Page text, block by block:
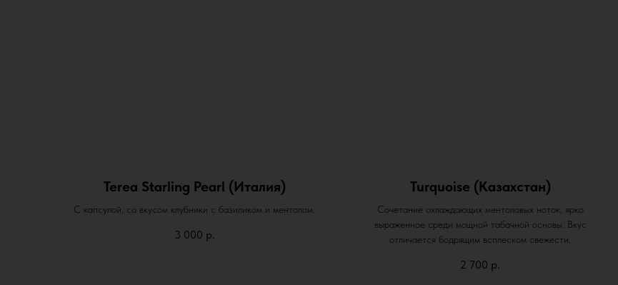
Terea Starling Pearl (Италия)
С капсулой, со вкусом клубники с базиликом и ментолом.
3 000 р.
Turquoise (Казахстан)
Сочетание охлаждающих ментоловых ноток, ярко
выраженное среди мощной табачной основы. Вкус
отличается бодрящим всплеском свежести.
2 700 р.